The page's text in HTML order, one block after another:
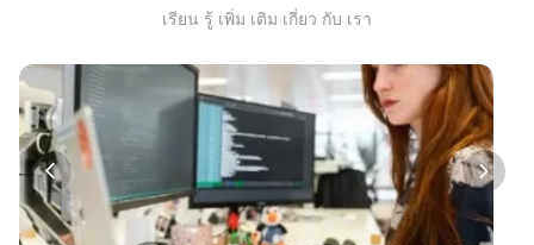
เรียน รู้ เพิ่ม เติม เกี่ยว กับ เรา